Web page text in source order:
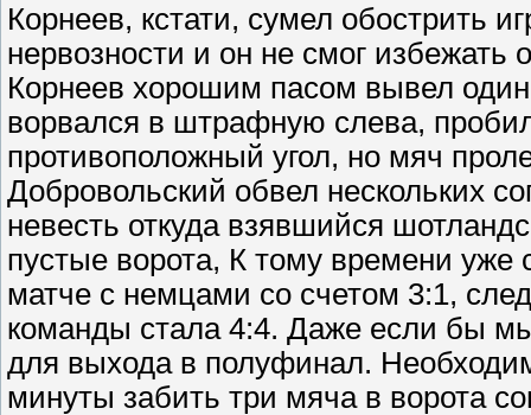
Корнеев, кстати, сумел обострить
нервозности и он не смог
Корнеев хорошим пасом вывел
ворвался в штрафную слева,
противоположный угол, но мяч
Добровольский обвел нескольких
невесть откуда взявшийся
пустые ворота, К тому времени уже
матче с немцами со счетом 3:1,
команды стала 4:4. Даже если бы
для выхода в полуфинал.
минуты забить три мяча в ворота